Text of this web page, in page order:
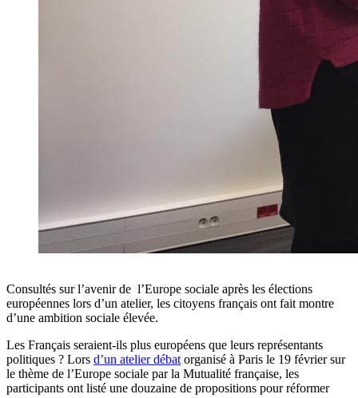
Consultés sur l’avenir de l’Europe sociale après les élections
européennes lors d’un atelier, les citoyens français ont fait montre
d’une ambition sociale élevée.
Les Français seraient-ils plus européens que leurs représentants
politiques ? Lors d’un atelier débat organisé à Paris le 19 février sur
le thème de l’Europe sociale par la Mutualité française, les
participants ont listé une douzaine de propositions pour réformer